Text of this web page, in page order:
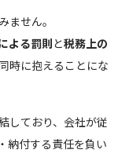
ません。
よる罰則と税務上の
時に抱えることにな
しており、会社が従
納付する責任を負い